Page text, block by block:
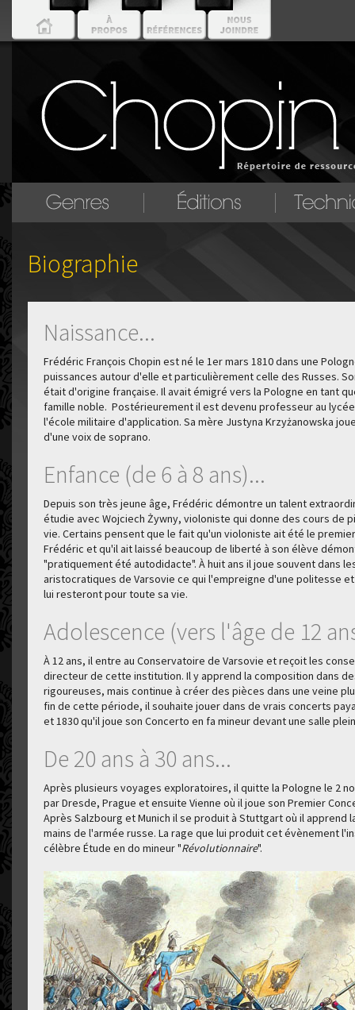
Biographie
Naissance...
Frédéric François Chopin est né le 1er mars 1810 dans une
puissances autour d'elle et particulièrement celle des Russes.
était d'origine française. Il avait émigré vers la Pologne en tant
famille noble. Postérieurement il est devenu professeur au
l'école militaire d'application. Sa mère Justyna Krzyżanowska
d'une voix de soprano.
Enfance (de 6 à 8 ans)...
Depuis son très jeune âge, Frédéric démontre un talent
étudie avec Wojciech Żywny, violoniste qui donne des cours de
vie. Certains pensent que le fait qu'un violoniste ait été le
Frédéric et qu'il ait laissé beaucoup de liberté à son élève
"pratiquement été autodidacte". À huit ans il joue souvent dans
aristocratiques de Varsovie ce qui l'empreigne d'une politesse
lui resteront pour toute sa vie.
Adolescence (vers l'âge de 12
À 12 ans, il entre au Conservatoire de Varsovie et reçoit les
directeur de cette institution. Il y apprend la composition dans
rigoureuses, mais continue à créer des pièces dans une veine
fin de cette période, il souhaite jouer dans de vrais concerts
et 1830 qu'il joue son Concerto en fa mineur devant une salle
De 20 ans à 30 ans...
Après plusieurs voyages exploratoires, il quitte la Pologne le 2
par Dresde, Prague et ensuite Vienne où il joue son Premier
Après Salzbourg et Munich il se produit à Stuttgart où il apprend
mains de l'armée russe. La rage que lui produit cet évènement
célèbre Étude en do mineur "Révolutionnaire".